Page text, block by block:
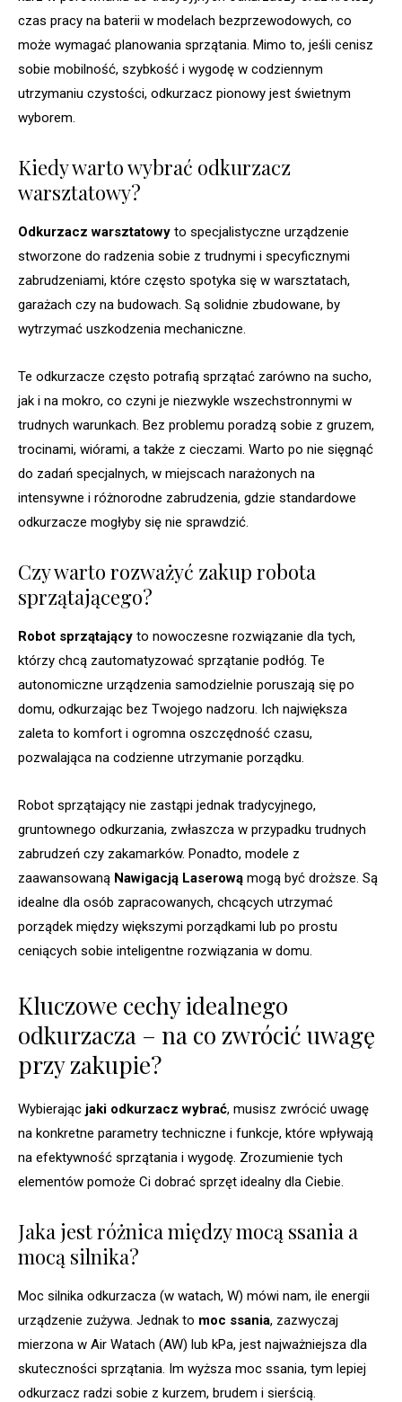
czas pracy na baterii w modelach bezprzewodowych, co
może wymagać planowania sprzątania. Mimo to, jeśli cenisz
sobie mobilność, szybkość i wygodę w codziennym
utrzymaniu czystości, odkurzacz pionowy jest świetnym
wyborem.
Kiedy warto wybrać odkurzacz
warsztatowy?
Odkurzacz warsztatowy to specjalistyczne urządzenie
stworzone do radzenia sobie z trudnymi i specyficznymi
zabrudzeniami, które często spotyka się w warsztatach,
garażach czy na budowach. Są solidnie zbudowane, by
wytrzymać uszkodzenia mechaniczne.
Te odkurzacze często potrafią sprzątać zarówno na sucho,
jak i na mokro, co czyni je niezwykle wszechstronnymi w
trudnych warunkach. Bez problemu poradzą sobie z gruzem,
trocinami, wiórami, a także z cieczami. Warto po nie sięgnąć
do zadań specjalnych, w miejscach narażonych na
intensywne i różnorodne zabrudzenia, gdzie standardowe
odkurzacze mogłyby się nie sprawdzić.
Czy warto rozważyć zakup robota
sprzątającego?
Robot sprzątający to nowoczesne rozwiązanie dla tych,
którzy chcą zautomatyzować sprzątanie podłóg. Te
autonomiczne urządzenia samodzielnie poruszają się po
domu, odkurzając bez Twojego nadzoru. Ich największa
zaleta to komfort i ogromna oszczędność czasu,
pozwalająca na codzienne utrzymanie porządku.
Robot sprzątający nie zastąpi jednak tradycyjnego,
gruntownego odkurzania, zwłaszcza w przypadku trudnych
zabrudzeń czy zakamarków. Ponadto, modele z
zaawansowaną Nawigacją Laserową mogą być droższe. Są
idealne dla osób zapracowanych, chcących utrzymać
porządek między większymi porządkami lub po prostu
ceniących sobie inteligentne rozwiązania w domu.
Kluczowe cechy idealnego
odkurzacza – na co zwrócić uwagę
przy zakupie?
Wybierając jaki odkurzacz wybrać, musisz zwrócić uwagę
na konkretne parametry techniczne i funkcje, które wpływają
na efektywność sprzątania i wygodę. Zrozumienie tych
elementów pomoże Ci dobrać sprzęt idealny dla Ciebie.
Jaka jest różnica między mocą ssania a
mocą silnika?
Moc silnika odkurzacza (w watach, W) mówi nam, ile energii
urządzenie zużywa. Jednak to moc ssania, zazwyczaj
mierzona w Air Watach (AW) lub kPa, jest najważniejsza dla
skuteczności sprzątania. Im wyższa moc ssania, tym lepiej
odkurzacz radzi sobie z kurzem, brudem i sierścią.